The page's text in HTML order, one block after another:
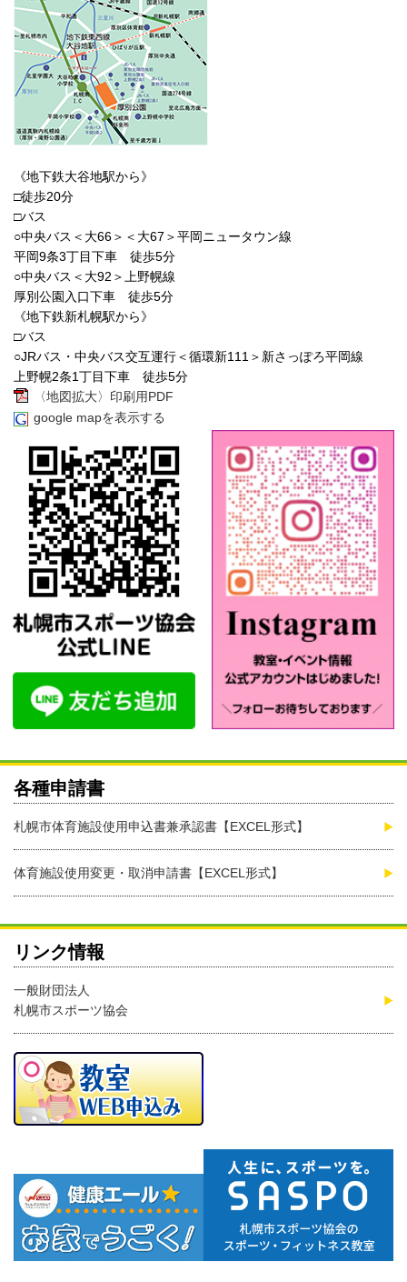
《地下鉄大谷地駅から》
□徒歩20分
□バス
○中央バス＜大66＞＜大67＞平岡ニュータウン線
平岡9条3丁目下車 徒歩5分
○中央バス＜大92＞上野幌線
厚別公園入口下車 徒歩5分
《地下鉄新札幌駅から》
□バス
○JRバス・中央バス交互運行＜循環新111＞新さっぽろ平岡線
上野幌2条1丁目下車 徒歩5分
〈地図拡大〉印刷用PDF
google mapを表示する
各種申請書
札幌市体育施設使用申込書兼承認書【EXCEL形式】
体育施設使用変更・取消申請書【EXCEL形式】
リンク情報
一般財団法人
札幌市スポーツ協会